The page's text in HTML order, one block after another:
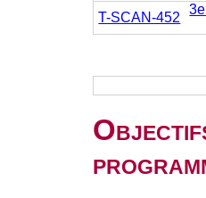
T-SCAN-452